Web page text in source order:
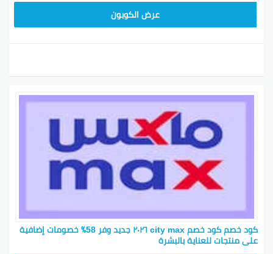
عرض الكوبون
كود خصم كود خصم city max ٢٠٢٦ جديد وفر 58٪ خصومات إضافية
على منتجات للعناية بالبشرة‎